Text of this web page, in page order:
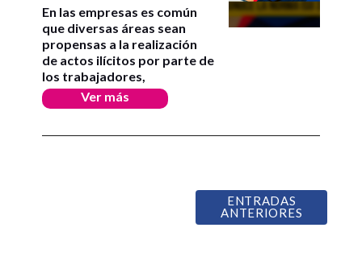
En las empresas es común
que diversas áreas sean
propensas a la realización
de actos ilícitos por parte de
los trabajadores,
Ver más
ENTRADAS
ANTERIORES